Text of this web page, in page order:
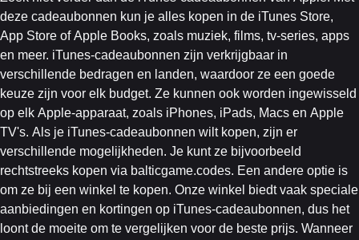
deze cadeaubonnen kun je alles kopen in de iTunes Store,
App Store of Apple Books, zoals muziek, films, tv-series, apps
en meer. iTunes-cadeaubonnen zijn verkrijgbaar in
verschillende bedragen en landen, waardoor ze een goede
keuze zijn voor elk budget. Ze kunnen ook worden ingewisseld
op elk Apple-apparaat, zoals iPhones, iPads, Macs en Apple
TV's. Als je iTunes-cadeaubonnen wilt kopen, zijn er
verschillende mogelijkheden. Je kunt ze bijvoorbeeld
rechtstreeks kopen via balticgame.codes. Een andere optie is
om ze bij een winkel te kopen. Onze winkel biedt vaak speciale
aanbiedingen en kortingen op iTunes-cadeaubonnen, dus het
loont de moeite om te vergelijken voor de beste prijs. Wanneer